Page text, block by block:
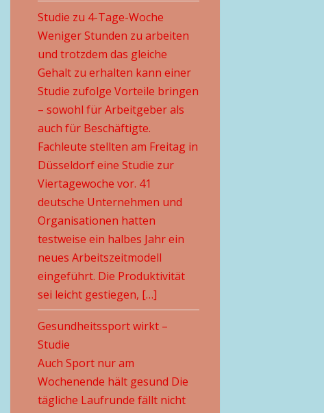
Studie zu 4-Tage-Woche
Weniger Stunden zu arbeiten
und trotzdem das gleiche
Gehalt zu erhalten kann einer
Studie zufolge Vorteile bringen
– sowohl für Arbeitgeber als
auch für Beschäftigte.
Fachleute stellten am Freitag in
Düsseldorf eine Studie zur
Viertagewoche vor. 41
deutsche Unternehmen und
Organisationen hatten
testweise ein halbes Jahr ein
neues Arbeitszeitmodell
eingeführt. Die Produktivität
sei leicht gestiegen, […]
Gesundheitssport wirkt –
Studie
Auch Sport nur am
Wochenende hält gesund Die
tägliche Laufrunde fällt nicht